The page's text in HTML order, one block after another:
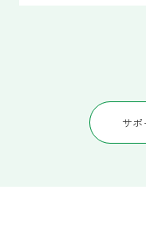
サポ